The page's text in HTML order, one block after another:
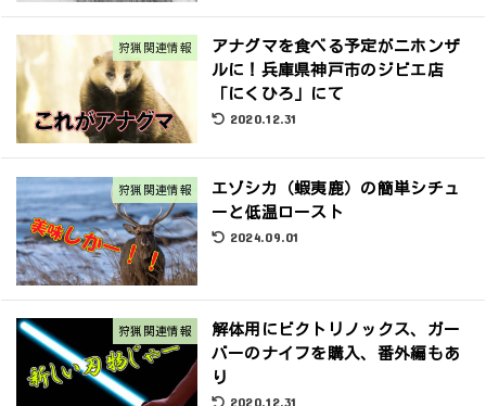
狩猟関連情報
アナグマを食べる予定がニホンザ
ルに！兵庫県神戸市のジビエ店
「にくひろ」にて
2020.12.31
狩猟関連情報
エゾシカ（蝦夷鹿）の簡単シチュ
ーと低温ロースト
2024.09.01
狩猟関連情報
解体用にビクトリノックス、ガー
バーのナイフを購入、番外編もあ
り
2020.12.31